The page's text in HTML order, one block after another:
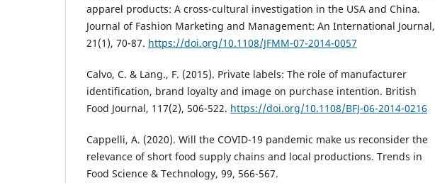
apparel products: A cross-cultural investigation in the USA and China.
Journal of Fashion Marketing and Management: An International Journal,
21(1), 70-87. https://doi.org/10.1108/JFMM-07-2014-0057
Calvo, C. & Lang., F. (2015). Private labels: The role of manufacturer
identification, brand loyalty and image on purchase intention. British
Food Journal, 117(2), 506-522. https://doi.org/10.1108/BFJ-06-2014-0216
Cappelli, A. (2020). Will the COVID-19 pandemic make us reconsider the
relevance of short food supply chains and local productions. Trends in
Food Science & Technology, 99, 566-567.